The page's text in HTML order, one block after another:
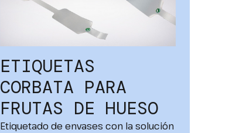
ETIQUETAS
CORBATA PARA
FRUTAS DE HUESO
Etiquetado de envases con la solución